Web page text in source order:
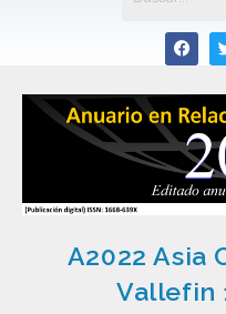
A2022 Asia
Vallefin